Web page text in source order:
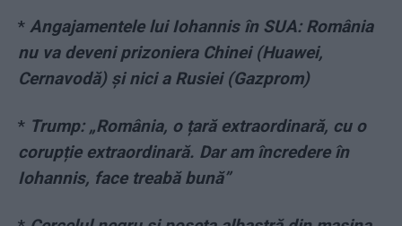
* Angajamentele lui Iohannis în SUA: România
nu va deveni prizoniera Chinei (Huawei,
Cernavodă) și nici a Rusiei (Gazprom)
* Trump: „România, o țară extraordinară, cu o
corupție extraordinară. Dar am încredere în
Iohannis, face treabă bună”